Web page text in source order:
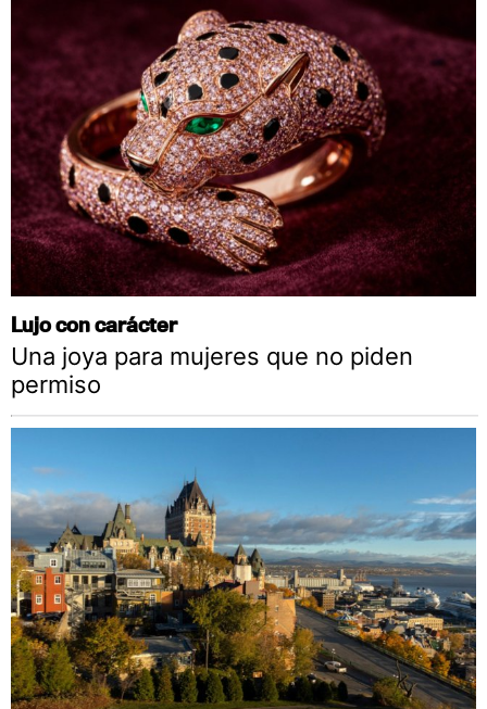
Lujo con carácter
Una joya para mujeres que no piden
permiso